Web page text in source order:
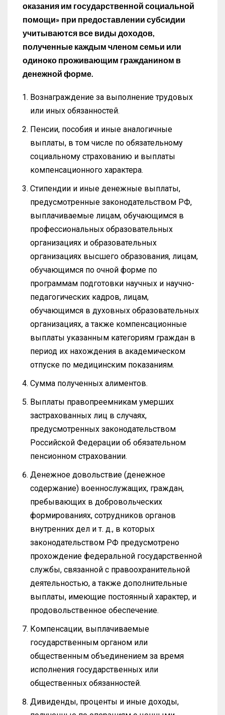
оказания им государственной социальной
помощи» при предоставлении субсидии
учитываются все виды доходов,
полученные каждым членом семьи или
одиноко проживающим гражданином в
денежной форме.
Вознаграждение за выполнение трудовых
или иных обязанностей.
Пенсии, пособия и иные аналогичные
выплаты, в том числе по обязательному
социальному страхованию и выплаты
компенсационного характера.
Стипендии и иные денежные выплаты,
предусмотренные законодательством РФ,
выплачиваемые лицам, обучающимся в
профессиональных образовательных
организациях и образовательных
организациях высшего образования, лицам,
обучающимся по очной форме по
программам подготовки научных и научно-
педагогических кадров, лицам,
обучающимся в духовных образовательных
организациях, а также компенсационные
выплаты указанным категориям граждан в
период их нахождения в академическом
отпуске по медицинским показаниям.
Сумма полученных алиментов.
Выплаты правопреемникам умерших
застрахованных лиц в случаях,
предусмотренных законодательством
Российской Федерации об обязательном
пенсионном страховании.
Денежное довольствие (денежное
содержание) военнослужащих, граждан,
пребывающих в добровольческих
формированиях, сотрудников органов
внутренних дел и т. д., в которых
законодательством РФ предусмотрено
прохождение федеральной государственной
службы, связанной с правоохранительной
деятельностью, а также дополнительные
выплаты, имеющие постоянный характер, и
продовольственное обеспечение.
Компенсации, выплачиваемые
государственным органом или
общественным объединением за время
исполнения государственных или
общественных обязанностей.
Дивиденды, проценты и иные доходы,